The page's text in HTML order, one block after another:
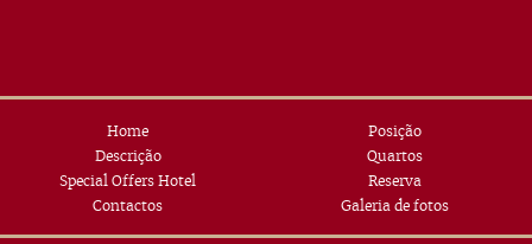
Home
Posição
Descrição
Quartos
Special Offers Hotel
Reserva
Contactos
Galeria de fotos